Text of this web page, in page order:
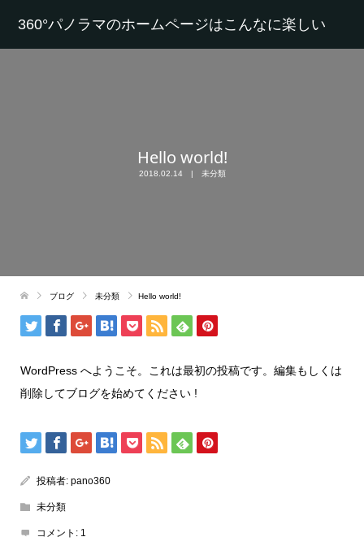
360°パノラマのホームページはこんなに楽しい
Hello world!
2018.02.14 未分類
ブログ 未分類 Hello world!
WordPress へようこそ。これは最初の投稿です。編集もしくは
削除してブログを始めてください !
投稿者: pano360
未分類
コメント: 1